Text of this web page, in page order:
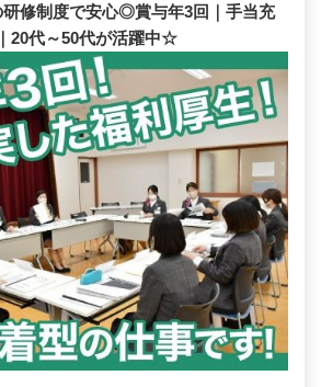
修制度で安心◎賞与年3回｜手当充
20代～50代が活躍中☆